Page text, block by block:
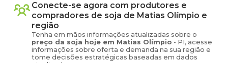
Conecte-se agora com produtores e
compradores de soja de Matias Olímpio e
região
Tenha em mãos informações atualizadas sobre o
preço da soja hoje em Matias Olímpio - PI, acesse
informações sobre oferta e demanda na sua região e
tome decisões estratégicas baseadas em dados